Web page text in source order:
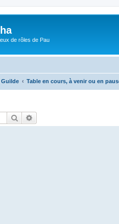
de rôles de Pau
Guilde Table en cours, à venir ou en
Rechercher